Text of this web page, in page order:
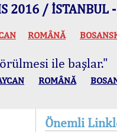
2016 / İSTANBUL
ROMÂNĂ
ile başlar."
ROMÂNĂ
Önemli